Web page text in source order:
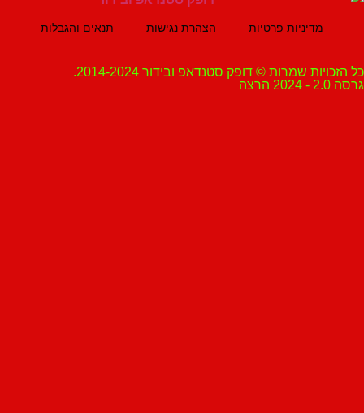
מדיניות פרטיות הצהרת נגישות תנאים והגבלות
שמרות © דופק סטנדאפ ובידור 2014-2024.